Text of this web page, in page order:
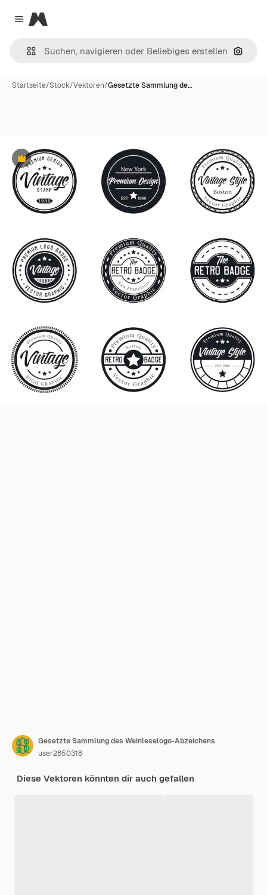
Close menu
Magnific
Nach
Startseite/Stock/Vektoren/Gesetzte Sammlung de…
Premium
Gesetzte Sammlung des Weinleselogo-Abzeichens
user2850318
Diese Vektoren könnten dir auch gefallen